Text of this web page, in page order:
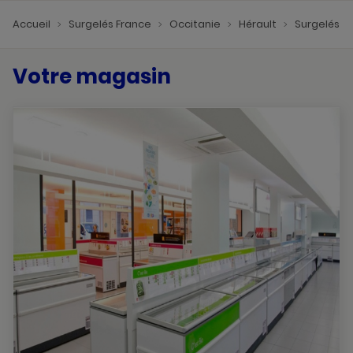
Accueil Surgelés France Occitanie Hérault Surgelés
Votre magasin